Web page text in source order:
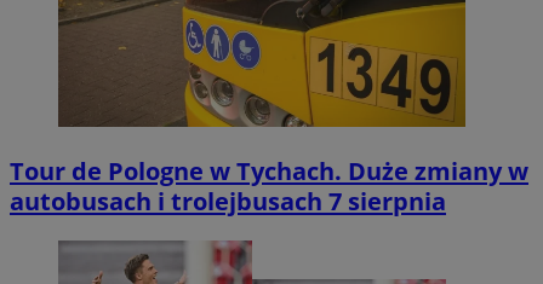
Tour de Pologne w Tychach. Duże zmiany w
autobusach i trolejbusach 7 sierpnia